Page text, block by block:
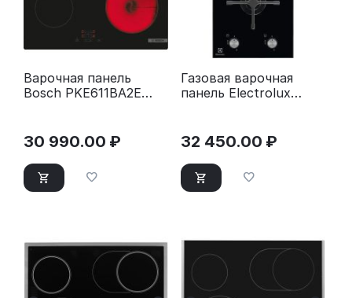
Варочная панель
Bosch PKE611BA2E
30 990.00 ₽
Газовая варочная
панель Electrolux
32 450.00 ₽